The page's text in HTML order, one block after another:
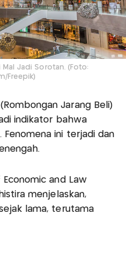
Jadi Sorotan. (Foto:
Freepik)
Jarang Beli)
indikator bahwa
ini terjadi dan
and Law
menjelaskan,
lama, terutama